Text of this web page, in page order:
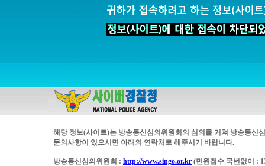
해당 정보(사이트)는 방송통신심의위원회의 심의를 거쳐 방송통신
문의사항이 있으시면 아래의 연락처로 해주시기 바랍니다.
방송통신심의위원회 : http://www.singo.or.kr (민원접수 국번없이 :